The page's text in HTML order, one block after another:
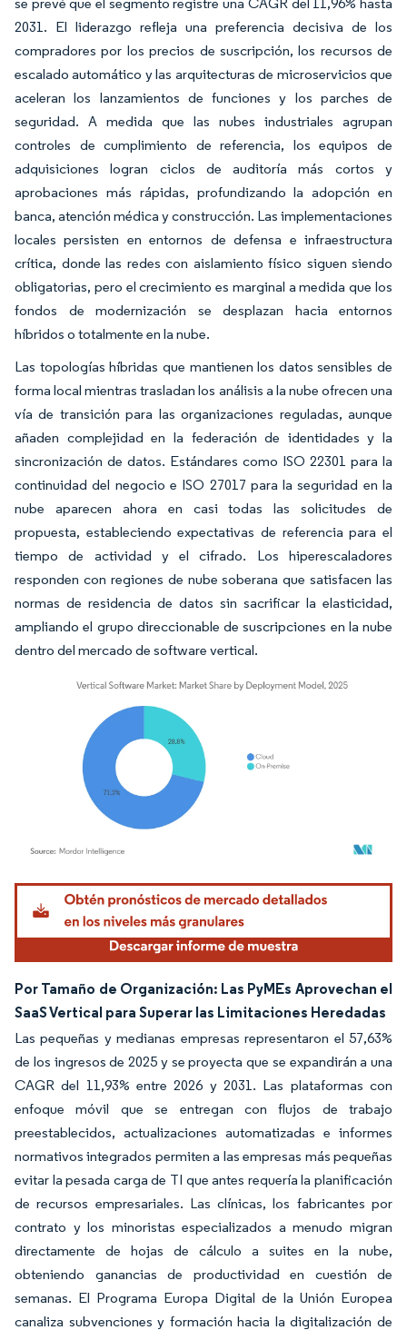
2031. El liderazgo refleja una preferencia decisiva de los
compradores por los precios de suscripción, los recursos de
escalado automático y las arquitecturas de microservicios que
aceleran los lanzamientos de funciones y los parches de
seguridad. A medida que las nubes industriales agrupan
controles de cumplimiento de referencia, los equipos de
adquisiciones logran ciclos de auditoría más cortos y
aprobaciones más rápidas, profundizando la adopción en
banca, atención médica y construcción. Las implementaciones
locales persisten en entornos de defensa e infraestructura
crítica, donde las redes con aislamiento físico siguen siendo
obligatorias, pero el crecimiento es marginal a medida que los
fondos de modernización se desplazan hacia entornos
híbridos o totalmente en la nube.
Las topologías híbridas que mantienen los datos sensibles de
forma local mientras trasladan los análisis a la nube ofrecen una
vía de transición para las organizaciones reguladas, aunque
añaden complejidad en la federación de identidades y la
sincronización de datos. Estándares como ISO 22301 para la
continuidad del negocio e ISO 27017 para la seguridad en la
nube aparecen ahora en casi todas las solicitudes de
propuesta, estableciendo expectativas de referencia para el
tiempo de actividad y el cifrado. Los hiperescaladores
responden con regiones de nube soberana que satisfacen las
normas de residencia de datos sin sacrificar la elasticidad,
ampliando el grupo direccionable de suscripciones en la nube
dentro del mercado de software vertical.
Imagen © Mordor Intelligence. El uso requiere atribución según CC BY 4.0.
Por Tamaño de Organización: Las PyMEs Aprovechan el
SaaS Vertical para Superar las Limitaciones Heredadas
Las pequeñas y medianas empresas representaron el 57,63%
de los ingresos de 2025 y se proyecta que se expandirán a una
CAGR del 11,93% entre 2026 y 2031. Las plataformas con
enfoque móvil que se entregan con flujos de trabajo
preestablecidos, actualizaciones automatizadas e informes
normativos integrados permiten a las empresas más pequeñas
evitar la pesada carga de TI que antes requería la planificación
de recursos empresariales. Las clínicas, los fabricantes por
contrato y los minoristas especializados a menudo migran
directamente de hojas de cálculo a suites en la nube,
obteniendo ganancias de productividad en cuestión de
semanas. El Programa Europa Digital de la Unión Europea
canaliza subvenciones y formación hacia la digitalización de